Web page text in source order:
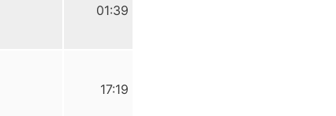
01:39
17:19